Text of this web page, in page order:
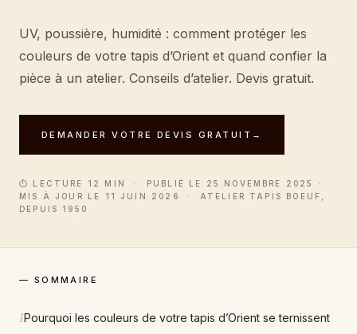
UV, poussière, humidité : comment protéger les
couleurs de votre tapis d’Orient et quand confier la
pièce à un atelier. Conseils d’atelier. Devis gratuit.
DEMANDER VOTRE DEVIS GRATUIT →
⏱ LECTURE 12 MIN · PUBLIÉ LE 25 NOVEMBRE 2025 ·
MIS À JOUR LE 11 JUIN 2026 · ATELIER TAPIS BOEUF,
DEPUIS 1950
— SOMMAIRE
IPourquoi les couleurs de votre tapis d’Orient se ternissent